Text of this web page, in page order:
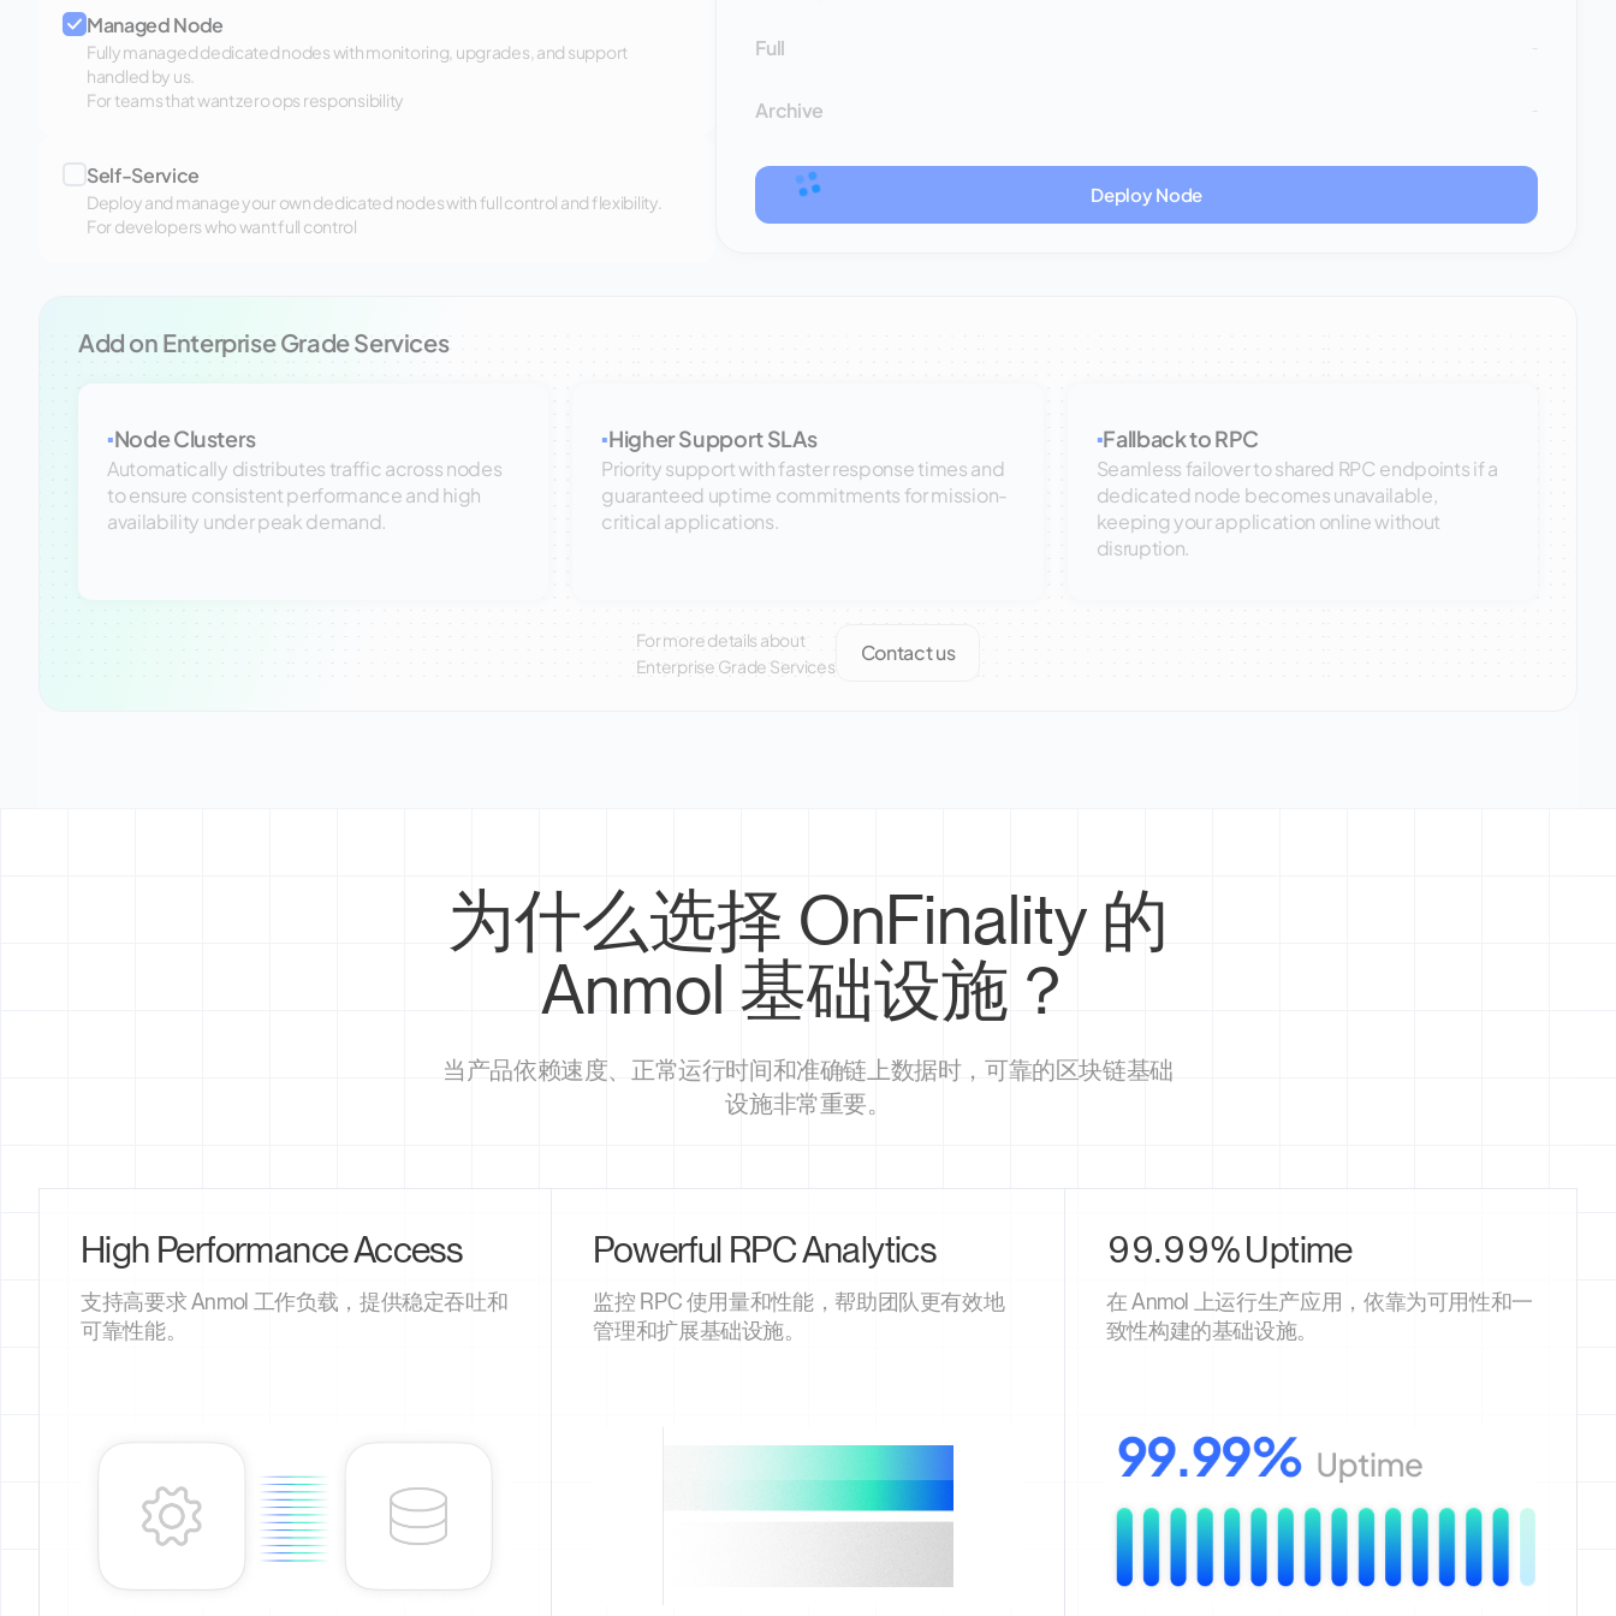
Managed Node
Fully managed dedicated nodes with monitoring, upgrades, and support
handled by us.
For teams that want zero ops responsibility
Self-Service
Deploy and manage your own dedicated nodes with full control and flexibility.
For developers who want full control
Full
Archive
Deploy Node
Add on Enterprise Grade Services
▪Node Clusters
Automatically distributes traffic across nodes
to ensure consistent performance and high
availability under peak demand.
▪Higher Support SLAs
Priority support with faster response times and
guaranteed uptime commitments for mission-
critical applications.
▪Fallback to RPC
Seamless failover to shared RPC endpoints if a
dedicated node becomes unavailable,
keeping your application online without
disruption.
For more details about
Enterprise Grade Services
Contact us
为什么选择 OnFinality 的
Anmol 基础设施？
当产品依赖速度、正常运行时间和准确链上数据时，可靠的区块链基础
设施非常重要。
High Performance Access
支持高要求 Anmol 工作负载，提供稳定吞吐和
可靠性能。
Powerful RPC Analytics
监控 RPC 使用量和性能，帮助团队更有效地
管理和扩展基础设施。
99.99% Uptime
在 Anmol 上运行生产应用，依靠为可用性和一
致性构建的基础设施。